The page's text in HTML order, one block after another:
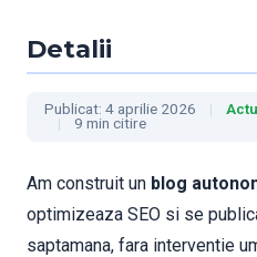
Detalii
Publicat: 4 aprilie 2026
9 min citire
Am construit un blog
optimizeaza SEO si se
saptamana, fara interventie